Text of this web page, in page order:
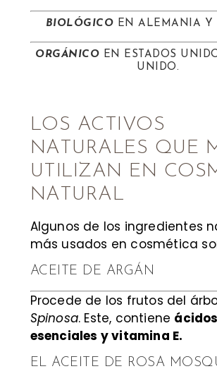
BIOLÓGICO EN ALEMANIA Y
ORGÁNICO EN ESTADOS
UNIDO.
LOS ACTIVOS
NATURALES QUE
UTILIZAN EN
NATURAL
Algunos de los ingredientes
más usados en cosmética
ACEITE DE ARGÁN
Procede de los frutos del
Spinosa. Este, contiene
esenciales y vitamina E.
EL ACEITE DE ROSA